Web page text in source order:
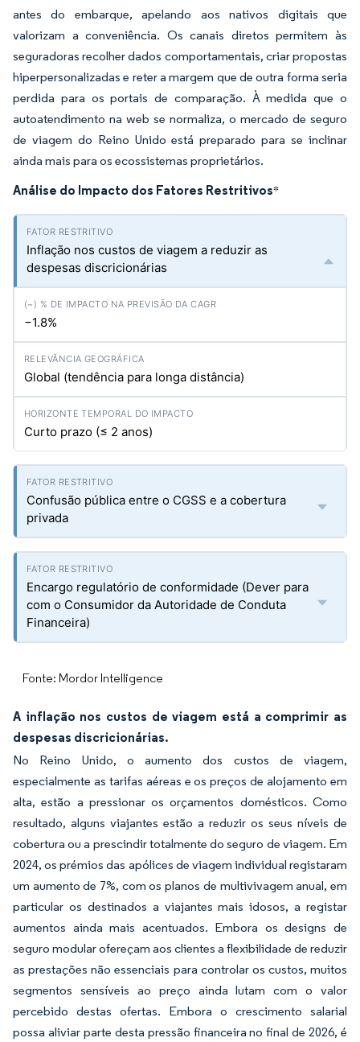
antes do embarque, apelando aos nativos digitais que
valorizam a conveniência. Os canais diretos permitem às
seguradoras recolher dados comportamentais, criar propostas
hiperpersonalizadas e reter a margem que de outra forma seria
perdida para os portais de comparação. À medida que o
autoatendimento na web se normaliza, o mercado de seguro
de viagem do Reino Unido está preparado para se inclinar
ainda mais para os ecossistemas proprietários.
Análise do Impacto dos Fatores Restritivos*
Inflação nos custos de viagem a reduzir as
despesas discricionárias
−1.8%
Global (tendência para longa distância)
Curto prazo (≤ 2 anos)
Confusão pública entre o CGSS e a cobertura
privada
Encargo regulatório de conformidade (Dever para
com o Consumidor da Autoridade de Conduta
Financeira)
Fonte: Mordor Intelligence
A inflação nos custos de viagem está a comprimir as
despesas discricionárias.
No Reino Unido, o aumento dos custos de viagem,
especialmente as tarifas aéreas e os preços de alojamento em
alta, estão a pressionar os orçamentos domésticos. Como
resultado, alguns viajantes estão a reduzir os seus níveis de
cobertura ou a prescindir totalmente do seguro de viagem. Em
2024, os prémios das apólices de viagem individual registaram
um aumento de 7%, com os planos de multivivagem anual, em
particular os destinados a viajantes mais idosos, a registar
aumentos ainda mais acentuados. Embora os designs de
seguro modular ofereçam aos clientes a flexibilidade de reduzir
as prestações não essenciais para controlar os custos, muitos
segmentos sensíveis ao preço ainda lutam com o valor
percebido destas ofertas. Embora o crescimento salarial
possa aliviar parte desta pressão financeira no final de 2026, é